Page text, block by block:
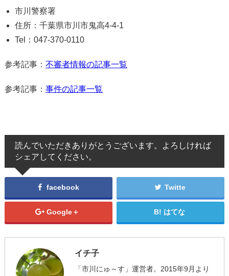
市川警察署
住所：千葉県市川市鬼高4-4-1
Tel：047-370-0110
参考記事： 不審者情報の記事一覧
参考記事： 事件の記事一覧
読んでいただきありがとうございます。よろしければ
シェアしてください。
facebook Twitte
Google＋ はてな
イチ子
「市川にゅ～す」運営者。2015年9月より